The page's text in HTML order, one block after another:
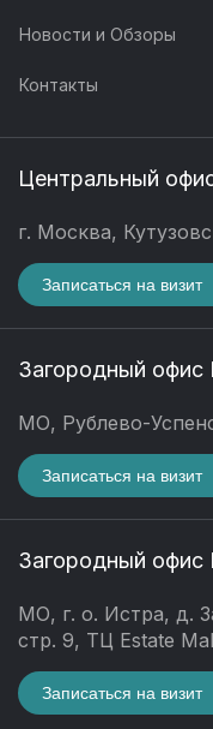
Новости и Обзоры
Контакты
Центральный
г. Москва,
Записаться на визит
Загородный офис
МО, Рублево-
Записаться на визит
Загородный офис
МО, г. о. Истра, д.
стр. 9, ТЦ Estate
Записаться на визит